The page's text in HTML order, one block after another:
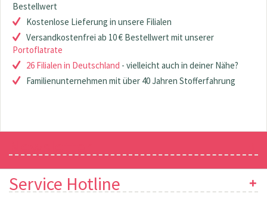
Bestellwert
Kostenlose Lieferung in unsere Filialen
Versandkostenfrei ab 10 € Bestellwert mit unserer
Portoflatrate
26 Filialen in Deutschland - vielleicht auch in deiner Nähe?
Familienunternehmen mit über 40 Jahren Stofferfahrung
Service Hotline